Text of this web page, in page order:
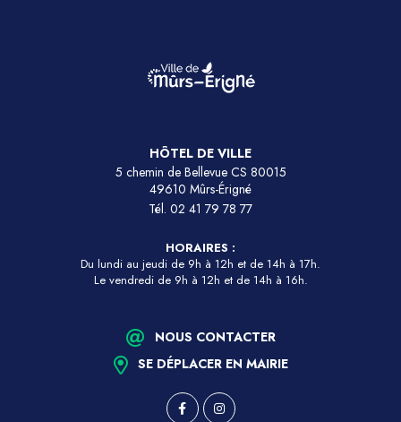
HÔTEL DE VILLE
5 chemin de Bellevue CS 80015
49610 Mûrs-Érigné
Tél. 02 41 79 78 77
HORAIRES :
Du lundi au jeudi de 9h à 12h et de 14h à 17h.
Le vendredi de 9h à 12h et de 14h à 16h.
NOUS CONTACTER
SE DÉPLACER EN MAIRIE